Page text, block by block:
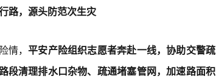
路，源头防范次生灾
情，平安产险组织志愿者奔赴一线，协助交警疏
段清理排水口杂物、疏通堵塞管网，加速路面积